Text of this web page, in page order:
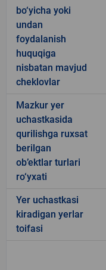
bo‘yicha yoki
undan
foydalanish
huquqiga
nisbatan mavjud
cheklovlar
Mazkur yer
uchastkasida
qurilishga ruxsat
berilgan
ob’ektlar turlari
ro‘yxati
Yer uchastkasi
kiradigan yerlar
toifasi